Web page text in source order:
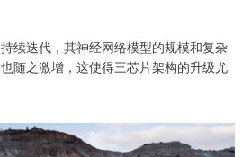
续迭代，其神经网络模型的规模和复杂
随之激增，这使得三芯片架构的升级尤